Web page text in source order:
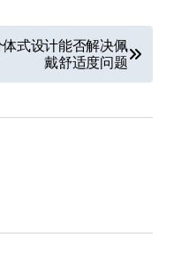
体式设计能否解决佩
戴舒适度问题